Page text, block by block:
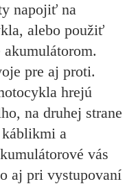
napojiť na
alebo použiť
pre aj proti.
hrejú
na druhej strane
a
vás
aj pri vystupovaní